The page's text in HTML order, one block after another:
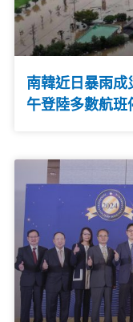
南韓近日暴雨成
午登陸多數航班